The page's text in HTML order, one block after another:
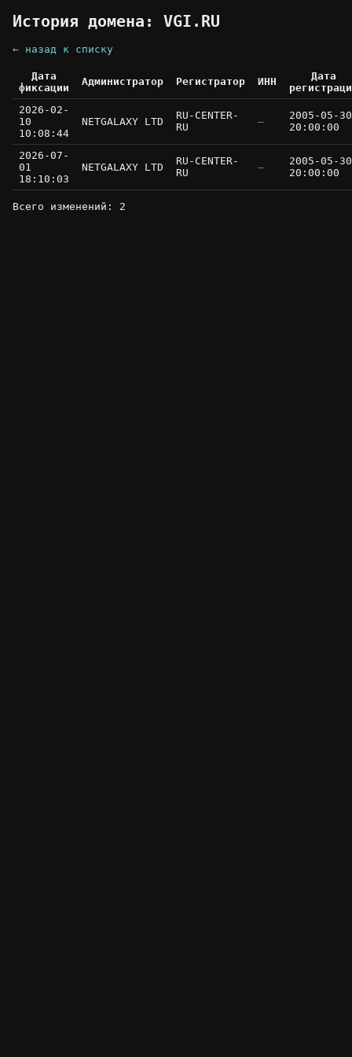
История домена: VGI.RU
← назад к списку
Дата
фиксации
Администратор Регистратор ИНН
Дата
2026-02-
10
10:08:44
NETGALAXY LTD
RU-CENTER-
RU
—
2005-05-30
20:00:00
2026-07-
01
18:10:03
NETGALAXY LTD
RU-CENTER-
RU
—
2005-05-30
20:00:00
Всего изменений: 2